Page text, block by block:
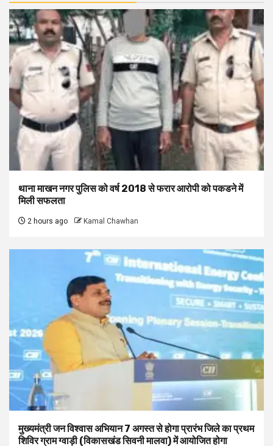
थाना माखन नगर पुलिस को वर्ष 2018 से फरार आरोपी को पकडने में
मिली सफलता
2 hours ago Kamal Chawhan
मुख्यमंत्री जन विश्वास अभियान 7 अगस्त से होगा प्रारंभ जिले का प्रथम
शिविर ग्राम ग्वाड़ी (विकासखंड सिवनी मालवा) में आयोजित होगा